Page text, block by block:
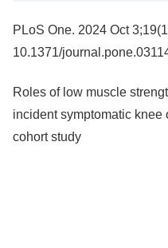
PLoS One. 2024 Oct
10.1371/
Roles of low muscle
incident symptomatic knee
cohort study